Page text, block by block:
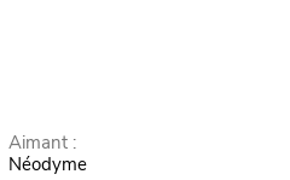
Aimant :
Néodyme